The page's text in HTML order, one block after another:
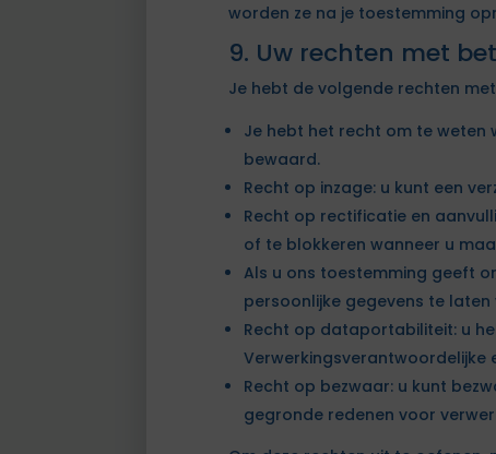
worden ze na je toestemming
9. Uw rechten met
Je hebt de volgende rechten
Je hebt het recht om te weten
bewaard.
Recht op inzage: u kunt een
Recht op rectificatie en
of te blokkeren wanneer u
Als u ons toestemming geeft
persoonlijke gegevens te laten
Recht op dataportabiliteit: u
Verwerkingsverantwoordelijke
Recht op bezwaar: u kunt
gegronde redenen voor